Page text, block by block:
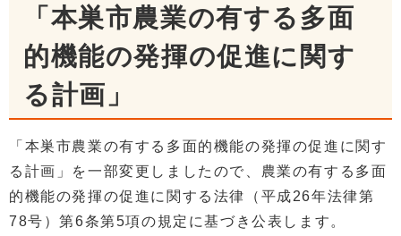
「本巣市農業の有する多面
的機能の発揮の促進に関す
る計画」
「本巣市農業の有する多面的機能の発揮の促進に関す
る計画」を一部変更しましたので、農業の有する多面
的機能の発揮の促進に関する法律（平成26年法律第
78号）第6条第5項の規定に基づき公表します。